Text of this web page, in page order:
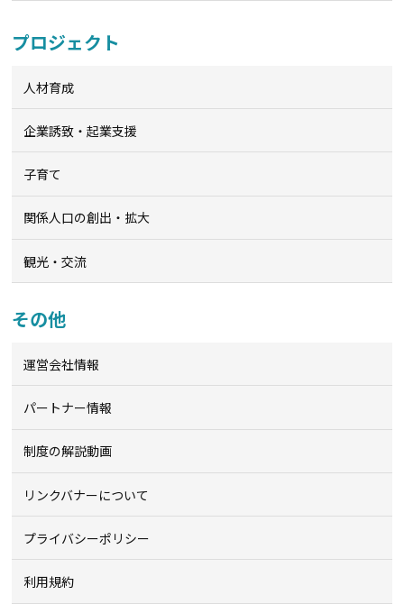
プロジェクト
人材育成
企業誘致・起業支援
子育て
関係人口の創出・拡大
観光・交流
その他
運営会社情報
パートナー情報
制度の解説動画
リンクバナーについて
プライバシーポリシー
利用規約